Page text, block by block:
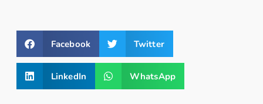
Facebook Twitter
LinkedIn WhatsApp